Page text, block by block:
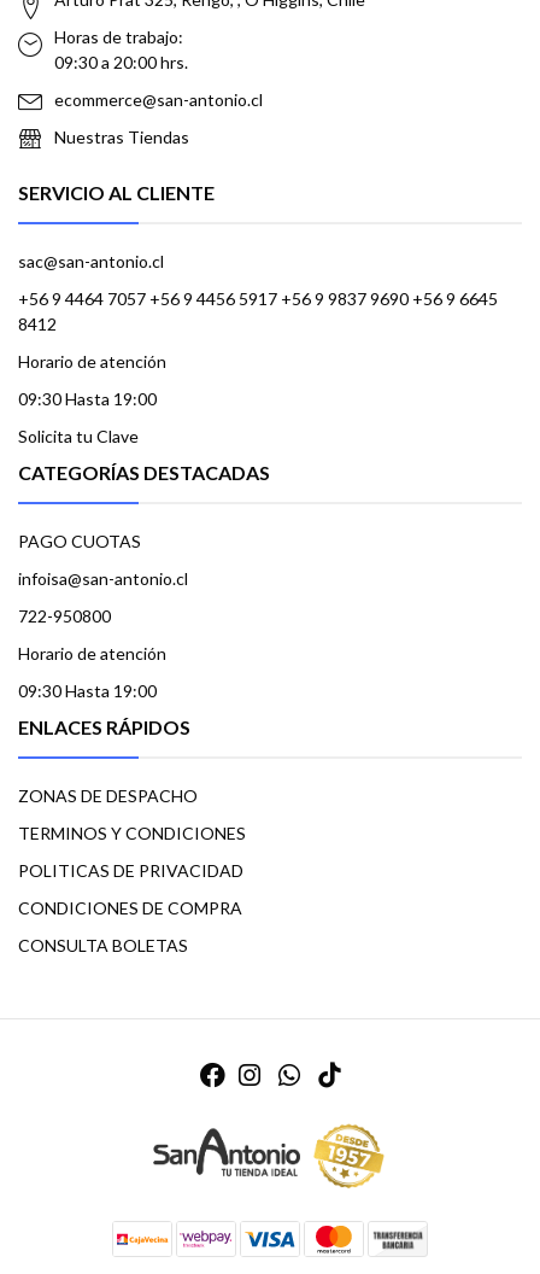
Horas de trabajo:
09:30 a 20:00 hrs.
ecommerce@san-antonio.cl
Nuestras Tiendas
SERVICIO AL CLIENTE
sac@san-antonio.cl
+56 9 4464 7057 +56 9 4456 5917 +56 9 9837 9690 +56 9 6645
8412
Horario de atención
09:30 Hasta 19:00
Solicita tu Clave
CATEGORÍAS DESTACADAS
PAGO CUOTAS
infoisa@san-antonio.cl
722-950800
Horario de atención
09:30 Hasta 19:00
ENLACES RÁPIDOS
ZONAS DE DESPACHO
TERMINOS Y CONDICIONES
POLITICAS DE PRIVACIDAD
CONDICIONES DE COMPRA
CONSULTA BOLETAS